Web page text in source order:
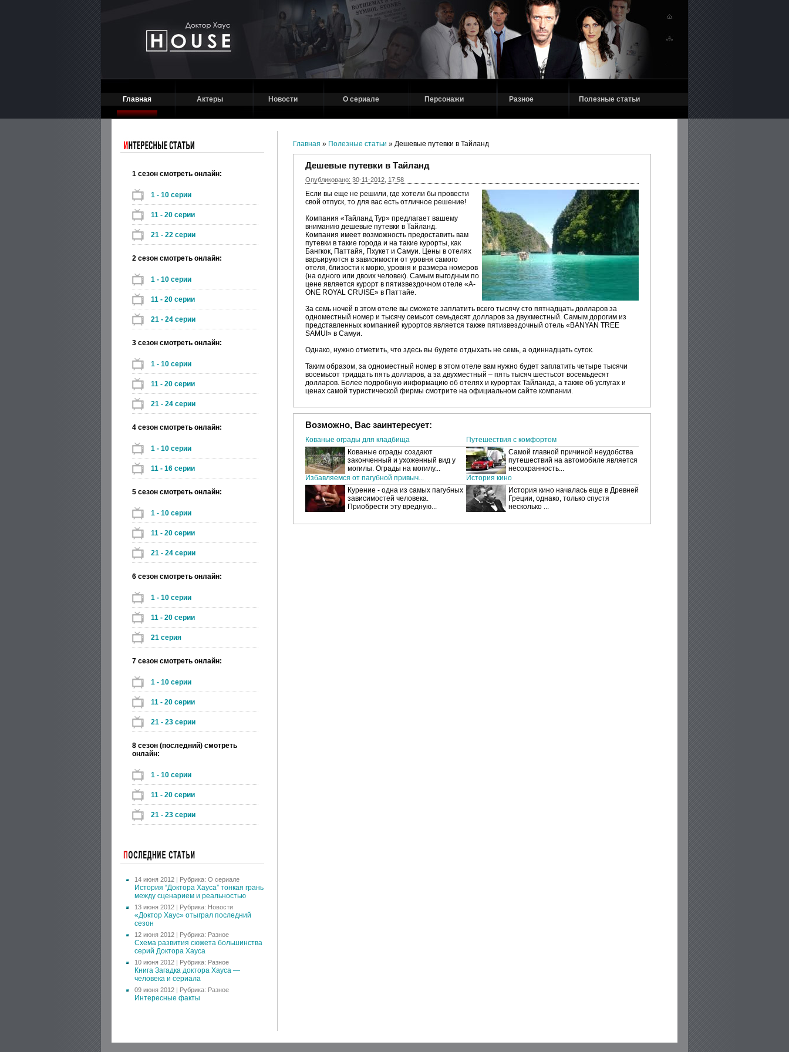
Главная Актеры Новости О сериале Персонажи Разное Полезные статьи
1 сезон смотреть онлайн:
1 - 10 серии
11 - 20 серии
21 - 22 серии
2 сезон смотреть онлайн:
1 - 10 серии
11 - 20 серии
21 - 24 серии
3 сезон смотреть онлайн:
1 - 10 серии
11 - 20 серии
21 - 24 серии
4 сезон смотреть онлайн:
1 - 10 серии
11 - 16 серии
5 сезон смотреть онлайн:
1 - 10 серии
11 - 20 серии
21 - 24 серии
6 сезон смотреть онлайн:
1 - 10 серии
11 - 20 серии
21 серия
7 сезон смотреть онлайн:
1 - 10 серии
11 - 20 серии
21 - 23 серии
8 сезон (последний) смотреть
онлайн:
1 - 10 серии
11 - 20 серии
21 - 23 серии
14 июня 2012 | Рубрика: О сериале
История “Доктора Хауса” тонкая грань
между сценарием и реальностью
13 июня 2012 | Рубрика: Новости
«Доктор Хаус» отыграл последний
сезон
12 июня 2012 | Рубрика: Разное
Схема развития сюжета большинства
серий Доктора Хауса
10 июня 2012 | Рубрика: Разное
Книга Загадка доктора Хауса —
человека и сериала
09 июня 2012 | Рубрика: Разное
Интересные факты
Главная » Полезные статьи » Дешевые путевки в Тайланд
Дешевые путевки в Тайланд
Опубликовано: 30-11-2012, 17:58
Если вы еще не решили, где хотели бы провести
свой отпуск, то для вас есть отличное решение!
Компания «Тайланд Тур» предлагает вашему
вниманию дешевые путевки в Тайланд.
Компания имеет возможность предоставить вам
путевки в такие города и на такие курорты, как
Бангкок, Паттайя, Пхукет и Самуи. Цены в отелях
варьируются в зависимости от уровня самого
отеля, близости к морю, уровня и размера номеров
(на одного или двоих человек). Самым выгодным по
цене является курорт в пятизвездочном отеле «A-
ONE ROYAL CRUISE» в Паттайе.
За семь ночей в этом отеле вы сможете заплатить всего тысячу сто пятнадцать долларов за
одноместный номер и тысячу семьсот семьдесят долларов за двухместный. Самым дорогим из
представленных компанией курортов является также пятизвездочный отель «BANYAN TREE
SAMUI» в Самуи.
Однако, нужно отметить, что здесь вы будете отдыхать не семь, а одиннадцать суток.
Таким образом, за одноместный номер в этом отеле вам нужно будет заплатить четыре тысячи
восемьсот тридцать пять долларов, а за двухместный – пять тысяч шестьсот восемьдесят
долларов. Более подробную информацию об отелях и курортах Тайланда, а также об услугах и
ценах самой туристической фирмы смотрите на официальном сайте компании.
Возможно, Вас заинтересует:
Кованые ограды для кладбища
Кованые ограды создают
законченный и ухоженный вид у
могилы. Ограды на могилу...
Путешествия с комфортом
Самой главной причиной неудобства
путешествий на автомобиле является
несохранность...
Избавляемся от пагубной привыч...
Курение - одна из самых пагубных
зависимостей человека.
Приобрести эту вредную...
История кино
История кино началась еще в Древней
Греции, однако, только спустя
несколько ...